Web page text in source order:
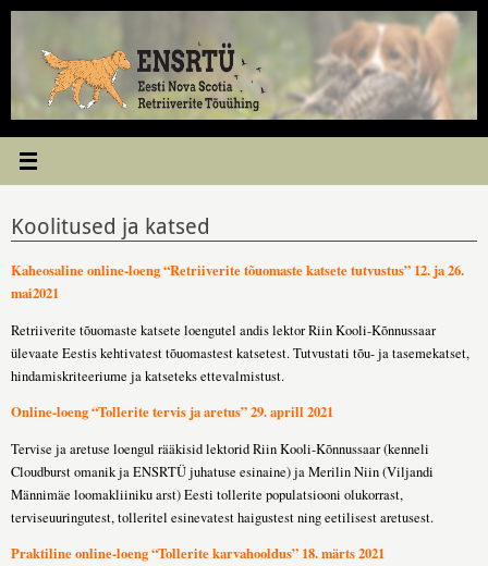
Skip
Koolitused ja katsed
Kaheosaline online-loeng “Retriiverite tõuomaste katsete tutvustus” 12. ja 26.
mai2021
Retriiverite tõuomaste katsete loengutel andis lektor Riin Kooli-Kõnnussaar
ülevaate Eestis kehtivatest tõuomastest katsetest. Tutvustati tõu- ja tasemekatset,
hindamiskriteeriume ja katseteks ettevalmistust.
Online-loeng “Tollerite tervis ja aretus” 29. aprill 2021
Tervise ja aretuse loengul rääkisid lektorid Riin Kooli-Kõnnussaar (kenneli
Cloudburst omanik ja ENSRTÜ juhatuse esinaine) ja Merilin Niin (Viljandi
Männimäe loomakliiniku arst) Eesti tollerite populatsiooni olukorrast,
terviseuuringutest, tolleritel esinevatest haigustest ning eetilisest aretusest.
Praktiline online-loeng “Tollerite karvahooldus” 18. märts 2021